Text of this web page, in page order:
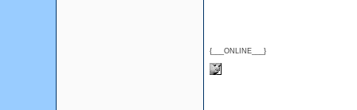
{___ONLINE___}